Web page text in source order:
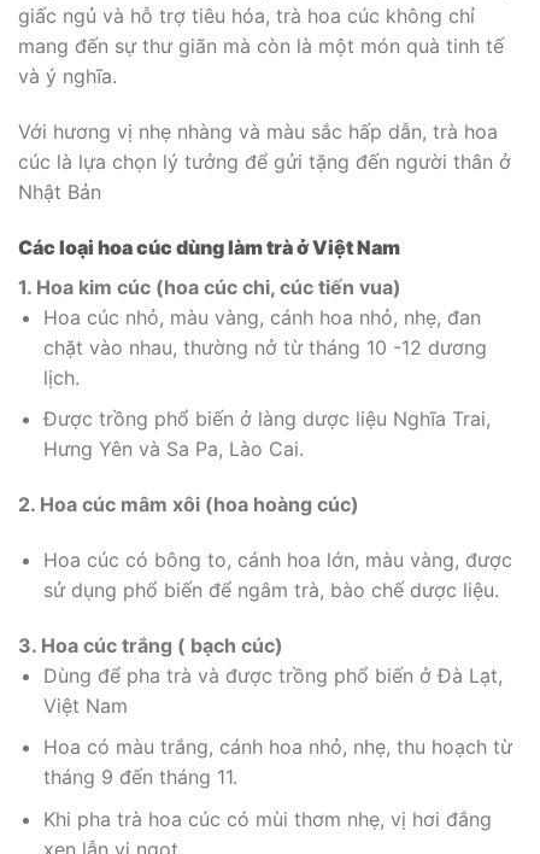
giấc ngủ và hỗ trợ tiêu hóa, trà hoa cúc không chỉ
mang đến sự thư giãn mà còn là một món quà tinh tế
và ý nghĩa.
Với hương vị nhẹ nhàng và màu sắc hấp dẫn, trà hoa
cúc là lựa chọn lý tưởng để gửi tặng đến người thân ở
Nhật Bản
Các loại hoa cúc dùng làm trà ở Việt Nam
1. Hoa kim cúc (hoa cúc chi, cúc tiến vua)
Hoa cúc nhỏ, màu vàng, cánh hoa nhỏ, nhẹ, đan
chặt vào nhau, thường nở từ tháng 10 -12 dương
lịch.
Được trồng phổ biến ở làng dược liệu Nghĩa Trai,
Hưng Yên và Sa Pa, Lào Cai.
2. Hoa cúc mâm xôi (hoa hoàng cúc)
Hoa cúc có bông to, cánh hoa lớn, màu vàng, được
sử dụng phổ biến để ngâm trà, bào chế dược liệu.
3. Hoa cúc trắng ( bạch cúc)
Dùng để pha trà và được trồng phổ biến ở Đà Lạt,
Việt Nam
Hoa có màu trắng, cánh hoa nhỏ, nhẹ, thu hoạch từ
tháng 9 đến tháng 11.
Khi pha trà hoa cúc có mùi thơm nhẹ, vị hơi đắng
xen lẫn vị ngọt.